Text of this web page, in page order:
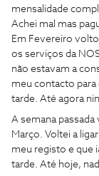
mensalidade
Achei mal mas
Em Fevereiro
os serviços da
não estavam a
meu contacto
tarde. Até agora
A semana
Março. Voltei a
meu registo e que
tarde. Até hoje,